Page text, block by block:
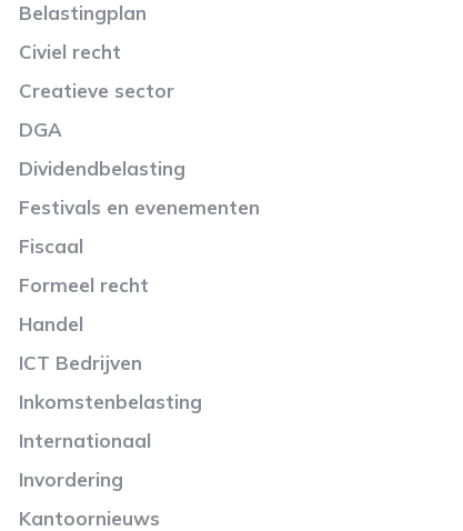
Belastingplan
Civiel recht
Creatieve sector
DGA
Dividendbelasting
Festivals en evenementen
Fiscaal
Formeel recht
Handel
ICT Bedrijven
Inkomstenbelasting
Internationaal
Invordering
Kantoornieuws